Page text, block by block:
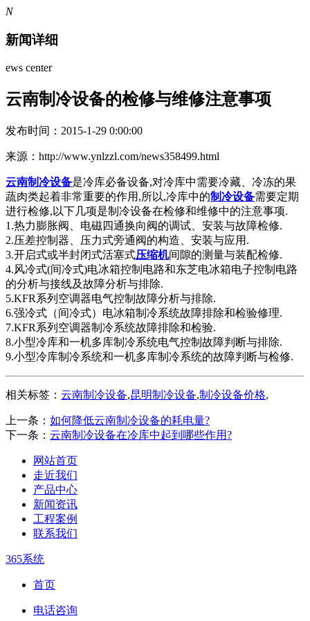
N
新闻详细
ews center
云南制冷设备的检修与维修注意事项
发布时间：2015-1-29 0:00:00
来源：http://www.ynlzzl.com/news358499.html
云南制冷设备是冷库必备设备,对冷库中需要冷藏、冷冻的果
蔬肉类起着非常重要的作用,所以,冷库中的制冷设备需要定期
进行检修,以下几项是制冷设备在检修和维修中的注意事项.
1.热力膨胀阀、电磁四通换向阀的调试、安装与故障检修.
2.压差控制器、压力式旁通阀的构造、安装与应用.
3.开启式或半封闭式活塞式压缩机间隙的测量与装配检修.
4.风冷式(间冷式)电冰箱控制电路和东芝电冰箱电子控制电路
的分析与接线及故障分析与排除.
5.KFR系列空调器电气控制故障分析与排除.
6.强冷式（间冷式）电冰箱制冷系统故障排除和检验修理.
7.KFR系列空调器制冷系统故障排除和检验.
8.小型冷库和一机多库制冷系统电气控制故障判断与排除.
9.小型冷库制冷系统和一机多库制冷系统的故障判断与检修.
相关标签： 云南制冷设备,昆明制冷设备,制冷设备价格,
上一条： 如何降低云南制冷设备的耗电量?
下一条： 云南制冷设备在冷库中起到哪些作用?
网站首页
走近我们
产品中心
新闻资讯
工程案例
联系我们
365系统
首页
电话咨询